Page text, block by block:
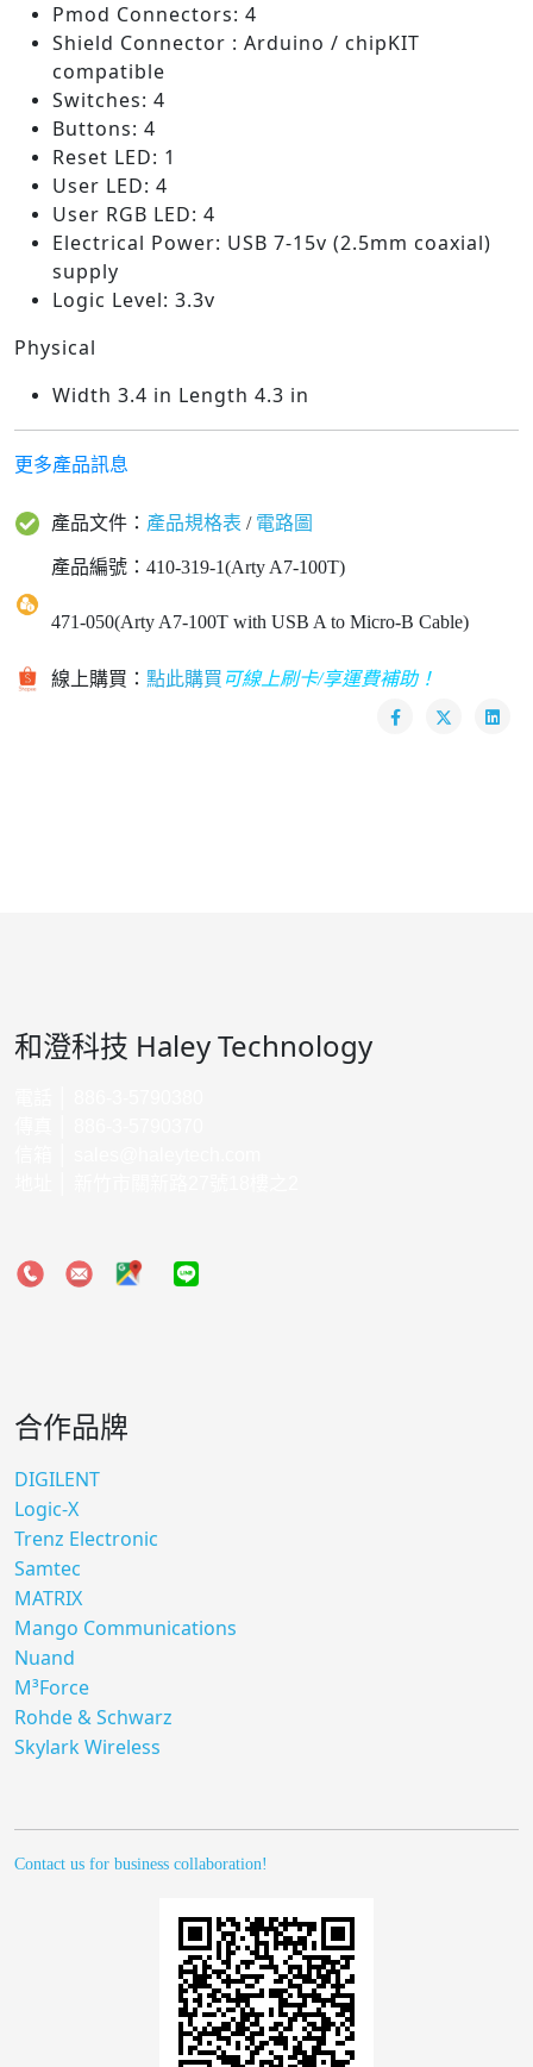
Pmod Connectors: 4
Shield Connector : Arduino / chipKIT
compatible
Switches: 4
Buttons: 4
Reset LED: 1
User LED: 4
User RGB LED: 4
Electrical Power: USB 7-15v (2.5mm coaxial)
supply
Logic Level: 3.3v
Physical
Width 3.4 in Length 4.3 in
更多產品訊息
產品文件： 產品規格表 / 電路圖
產品編號：410-319-1(Arty A7-100T)
471-050(Arty A7-100T with USB A to Micro-B Cable)
線上購買： 點此購買 可線上刷卡/享運費補助！
和澄科技 Haley Technology
合作品牌
DIGILENT
Logic-X
Trenz Electronic
Samtec
MATRIX
Mango Communications
Nuand
M³Force
Rohde & Schwarz
Skylark Wireless
Contact us for business collaboration!